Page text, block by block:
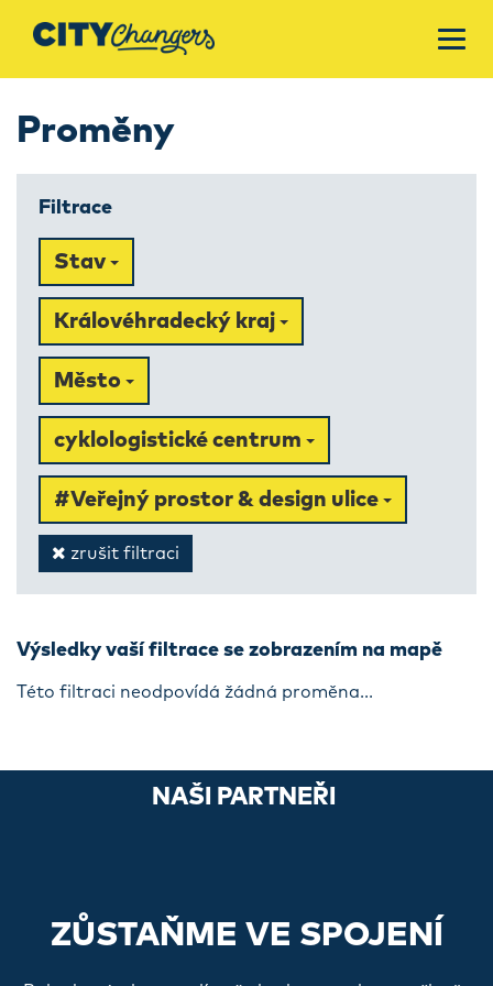
Proměny
Filtrace
Stav
Královéhradecký kraj
Město
cyklologistické centrum
#Veřejný prostor & design ulice
zrušit filtraci
Výsledky vaší filtrace se zobrazením na mapě
Této filtraci neodpovídá žádná proměna...
NAŠI PARTNEŘI
ZŮSTAŇME VE SPOJENÍ